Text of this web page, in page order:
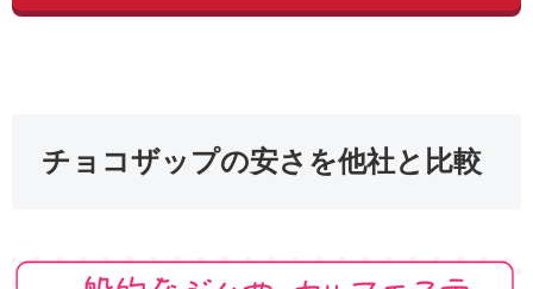
チョコザップの安さを他社と比較